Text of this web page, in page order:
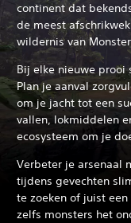
continent dat
de meest
wildernis van
Bij elke nieuwe prooi
Plan je aanval
om je jacht tot een
vallen, lokmiddelen
ecosysteem om je
Verbeter je arsenaal
tijdens gevechten
te zoeken of juist
zelfs monsters het